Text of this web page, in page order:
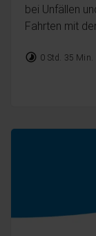
bei Unfällen
Fahrten mit
timelapse 0 Std. 35 Min.